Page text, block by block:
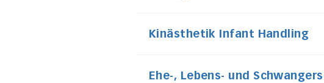
Kinästhetik Infant Handling
Ehe-, Lebens- und